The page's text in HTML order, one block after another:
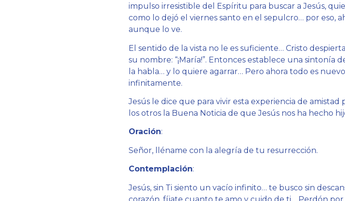
impulso irresistible del Espíritu para buscar a Jesús,
como lo dejó el viernes santo en el sepulcro… por eso,
aunque lo ve.
El sentido de la vista no le es suficiente… Cristo
su nombre: “¡María!”. Entonces establece una sintonía
la habla… y lo quiere agarrar… Pero ahora todo es
infinitamente.
Jesús le dice que para vivir esta experiencia de
los otros la Buena Noticia de que Jesús nos ha hecho
Oración:
Señor, lléname con la alegría de tu resurrección.
Contemplación:
Jesús, sin Ti siento un vacío infinito… te busco sin
corazón, fíjate cuanto te amo y cuido de ti… Perdón